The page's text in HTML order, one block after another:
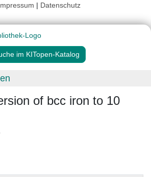
| Datenschutz
im KITopen-Katalog
of bcc iron to 10